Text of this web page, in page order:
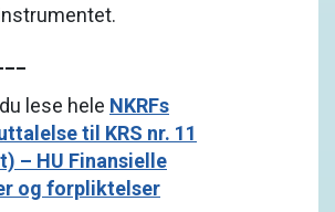
lese hele NKRFs
til KRS nr. 11
– HU Finansielle
og forpliktelser